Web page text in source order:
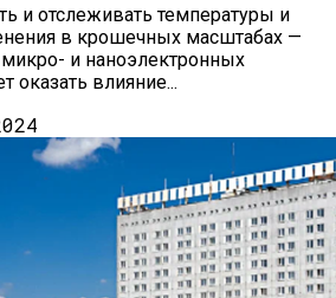
и отслеживать температуры и
в крошечных масштабах —
и наноэлектронных
оказать влияние...